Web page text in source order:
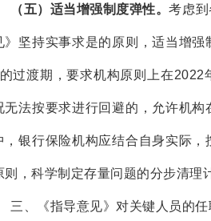
（五）适当增强制度弹性。考虑
》坚持实事求是的原则，适当增
过渡期，要求机构原则上在
无法按要求进行回避的，允许机
，银行保险机构应结合自身实际
则，科学制定存量问题的分步清理
三、《指导意见》对关键人员的